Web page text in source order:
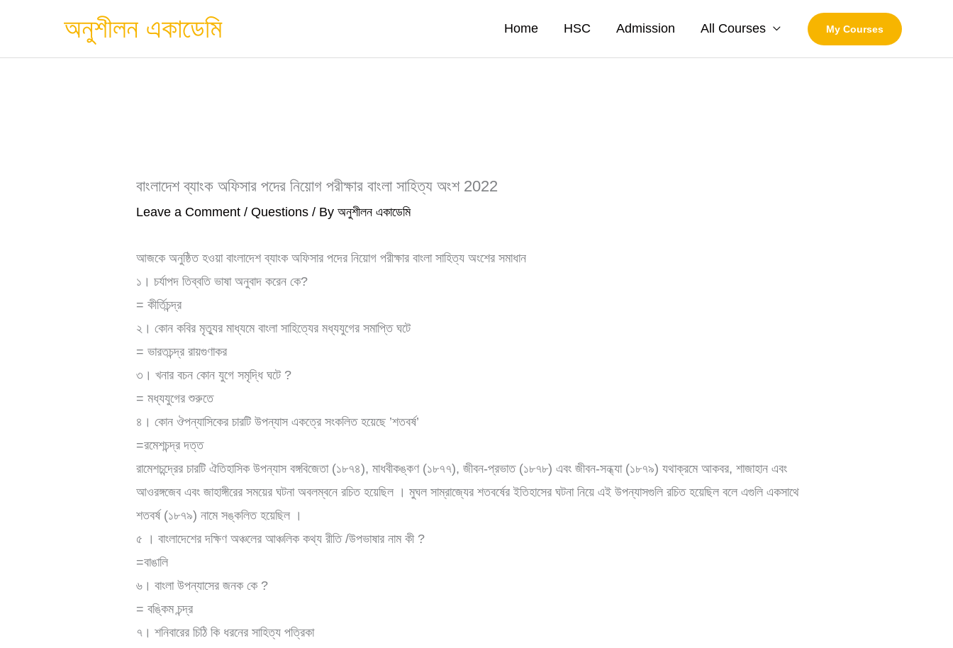
content
অনুশীলন একাডেমি Home HSC Admission All Courses My Courses
বাংলাদেশ ব্যাংক অফিসার পদের নিয়োগ পরীক্ষার বাংলা সাহিত্য অংশ 2022
Leave a Comment /Questions / Byঅনুশীলন একাডেমি
আজকে অনুষ্ঠিত হওয়া বাংলাদেশ ব্যাংক অফিসার পদের নিয়োগ পরীক্ষার বাংলা সাহিত্য অংশের সমাধান
১। চর্যাপদ তিব্বতি ভাষা অনুবাদ করেন কে?
= কীর্তিচন্দ্র
২। কোন কবির মৃত্যুর মাধ্যমে বাংলা সাহিত্যের মধ্যযুগের সমাপ্তি ঘটে
= ভারতচন্দ্র রায়গুণাকর
৩। খনার বচন কোন যুগে সমৃদ্ধি ঘটে ?
= মধ্যযুগের শুরুতে
৪। কোন ঔপন্যাসিকের চারটি উপন্যাস একত্রে সংকলিত হয়েছে ’শতবর্ষ’
=রমেশচন্দ্র দত্ত
রামেশচন্দ্রের চারটি ঐতিহাসিক উপন্যাস বঙ্গবিজেতা (১৮৭৪), মাধবীকঙ্কণ (১৮৭৭), জীবন-প্রভাত (১৮৭৮) এবং জীবন-সন্ধ্যা (১৮৭৯) যথাক্রমে আকবর, শাজাহান এবং
আওরঙ্গজেব এবং জাহাঙ্গীরের সময়ের ঘটনা অবলম্বনে রচিত হয়েছিল । মুঘল সাম্রাজ্যের শতবর্ষের ইতিহাসের ঘটনা নিয়ে এই উপন্যাসগুলি রচিত হয়েছিল বলে এগুলি একসাথে
শতবর্ষ (১৮৭৯) নামে সঙ্কলিত হয়েছিল ।
৫ । বাংলাদেশের দক্ষিণ অঞ্চলের আঞ্চলিক কথ্য রীতি /উপভাষার নাম কী ?
=বাঙালি
৬। বাংলা উপন্যাসের জনক কে ?
= বঙ্কিম চন্দ্র
৭। শনিবারের চিঠি কি ধরনের সাহিত্য পত্রিকা